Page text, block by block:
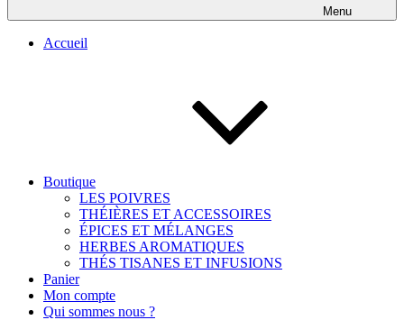
Menu
Accueil
Boutique
LES POIVRES
THÉIÈRES ET ACCESSOIRES
ÉPICES ET MÉLANGES
HERBES AROMATIQUES
THÉS TISANES ET INFUSIONS
Panier
Mon compte
Qui sommes nous ?